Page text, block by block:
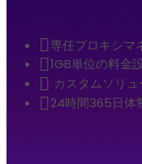
専任プロキシマ
1GB単位の料金
カスタムソリ
24時間365日体